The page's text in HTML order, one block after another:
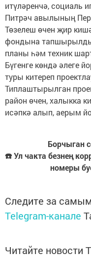
итүләренчә, социаль
Питрәч авылының
Төзелеш өчен җир
фондына
планы һәм техник
Бүгенге көндә әлеге
туры китереп
Типлаштырылган
район өчен, халыкка
исәпкә алып, аерым
Борчыган
☎️Ул чакта безнең
номеры
Следите за
Telegram-канале
Читайте новости